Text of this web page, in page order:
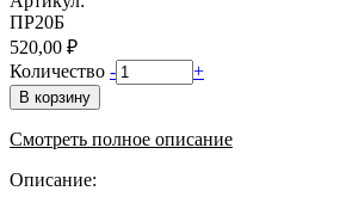
ПР20Б
520,00 ₽
Количество - +
В корзину
Смотреть полное описание
Описание: